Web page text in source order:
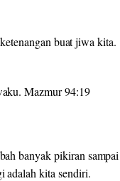
buat jiwa kita.
Mazmur 94:19
banyak pikiran sampai
adalah kita sendiri.